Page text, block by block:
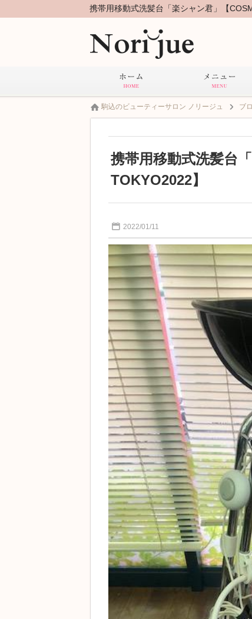
駒込のビューティーサロン ノリージュ ブ
携帯用移動式洗髪台
TOKYO2022】
2022/01/11